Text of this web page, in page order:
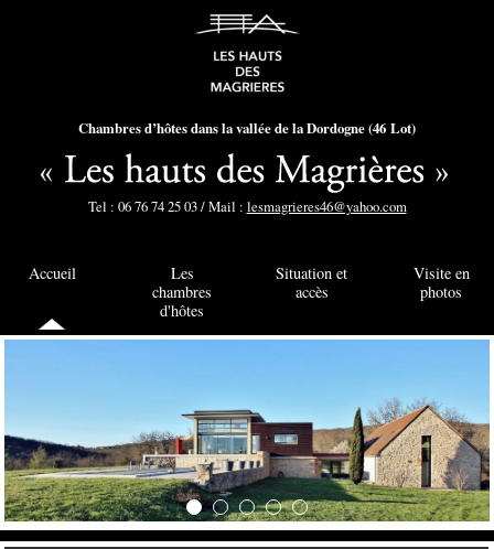
Chambres d’hôtes dans la vallée de la Dordogne (46 Lot)
Tel : 06 76 74 25 03 / Mail : lesmagrieres46@yahoo.com
Accueil
Les
chambres
d'hôtes
Situation et
accès
Visite en
photos